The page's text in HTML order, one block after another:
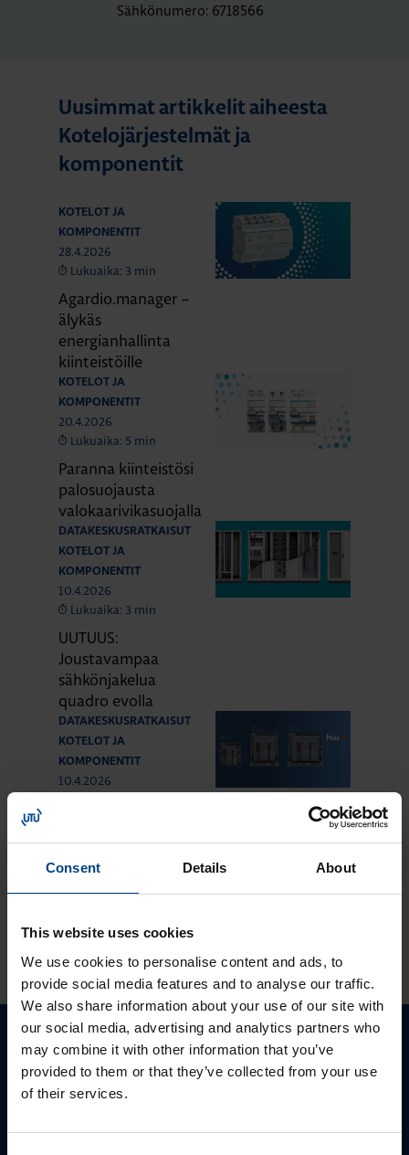
Consent Details About
This website uses cookies
We use cookies to personalise content and ads, to
provide social media features and to analyse our traffic.
We also share information about your use of our site with
our social media, advertising and analytics partners who
may combine it with other information that you’ve
provided to them or that they’ve collected from your use
of their services.
Sähkönumero: 6718566
Uusimmat artikkelit aiheesta
Kotelojärjestelmät ja
komponentit
KOTELOT JA
KOMPONENTIT
28.4.2026
Lukuaika: 3 min
Agardio.manager –
älykäs
energianhallinta
kiinteistöille
KOTELOT JA
KOMPONENTIT
20.4.2026
Lukuaika: 5 min
Paranna kiinteistösi
palosuojausta
valokaarivikasuojalla
DATAKESKUSRATKAISUT
KOTELOT JA
KOMPONENTIT
10.4.2026
Lukuaika: 3 min
UUTUUS:
Joustavampaa
sähkönjakelua
quadro evolla
DATAKESKUSRATKAISUT
KOTELOT JA
KOMPONENTIT
10.4.2026
Ilmakatkaisijasarja
hw+
KATSO LISÄÄ ARTIKKELEITA
Ota yhteyttä!
Autamme mielellämme, jotta löydämme sinulle